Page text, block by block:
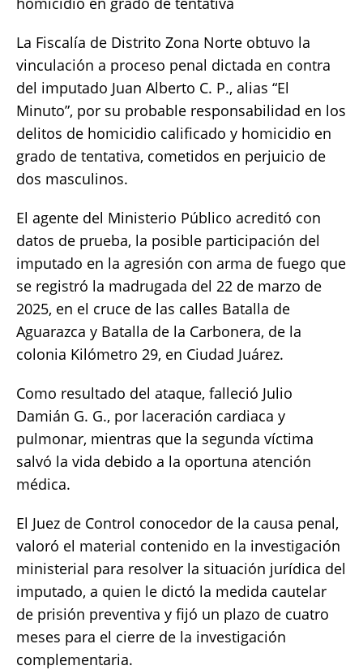
s
A
p
p
e
b
o
o
k
te
r
y
Li
n
k
re
La Fiscalía de Distrito Zona Norte obtuvo la
vinculación a proceso penal dictada en contra
del imputado Juan Alberto C. P., alias “El
Minuto”, por su probable responsabilidad en los
delitos de homicidio calificado y homicidio en
grado de tentativa, cometidos en perjuicio de
dos masculinos.
El agente del Ministerio Público acreditó con
datos de prueba, la posible participación del
imputado en la agresión con arma de fuego que
se registró la madrugada del 22 de marzo de
2025, en el cruce de las calles Batalla de
Aguarazca y Batalla de la Carbonera, de la
colonia Kilómetro 29, en Ciudad Juárez.
Como resultado del ataque, falleció Julio
Damián G. G., por laceración cardiaca y
pulmonar, mientras que la segunda víctima
salvó la vida debido a la oportuna atención
médica.
El Juez de Control conocedor de la causa penal,
valoró el material contenido en la investigación
ministerial para resolver la situación jurídica del
imputado, a quien le dictó la medida cautelar
de prisión preventiva y fijó un plazo de cuatro
meses para el cierre de la investigación
complementaria.